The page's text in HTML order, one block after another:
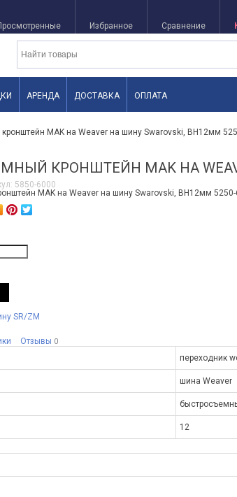
Избранное Сравнение
АРЕНДА ДОСТАВКА ОПЛАТА
MAK на Weaver на шину Swarovski, ВН12мм
КРОНШТЕЙН MAK НА
5850-6000
SR/ZM
Отзывы 0
переходник
шина Weaver
12